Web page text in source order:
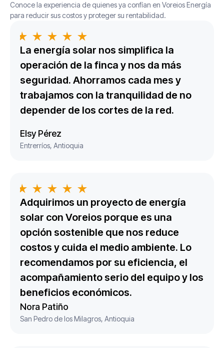
Conoce la experiencia de quienes ya confían en Voreios Energía
para reducir sus costos y proteger su rentabilidad.
La energía solar nos simplifica la
operación de la finca y nos da más
seguridad. Ahorramos cada mes y
trabajamos con la tranquilidad de no
depender de los cortes de la red.
Elsy Pérez
Entrerríos, Antioquia
Adquirimos un proyecto de energía
solar con Voreios porque es una
opción sostenible que nos reduce
costos y cuida el medio ambiente. Lo
recomendamos por su eficiencia, el
acompañamiento serio del equipo y los
beneficios económicos.
Nora Patiño
San Pedro de los Milagros, Antioquia